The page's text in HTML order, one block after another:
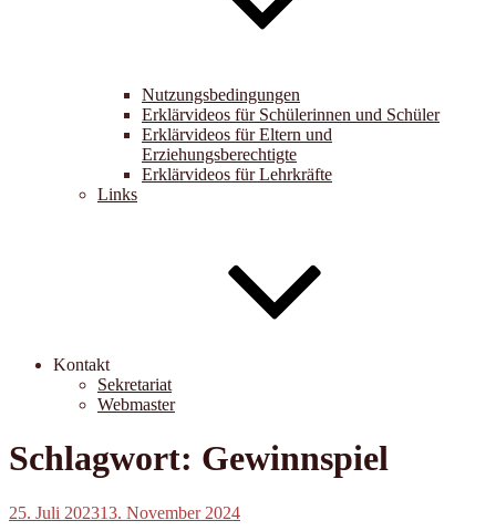
Nutzungsbedingungen
Erklärvideos für Schülerinnen und Schüler
Erklärvideos für Eltern und
Erziehungsberechtigte
Erklärvideos für Lehrkräfte
Links
Kontakt
Sekretariat
Webmaster
Schlagwort: Gewinnspiel
Veröffentlicht
25. Juli 202313. November 2024